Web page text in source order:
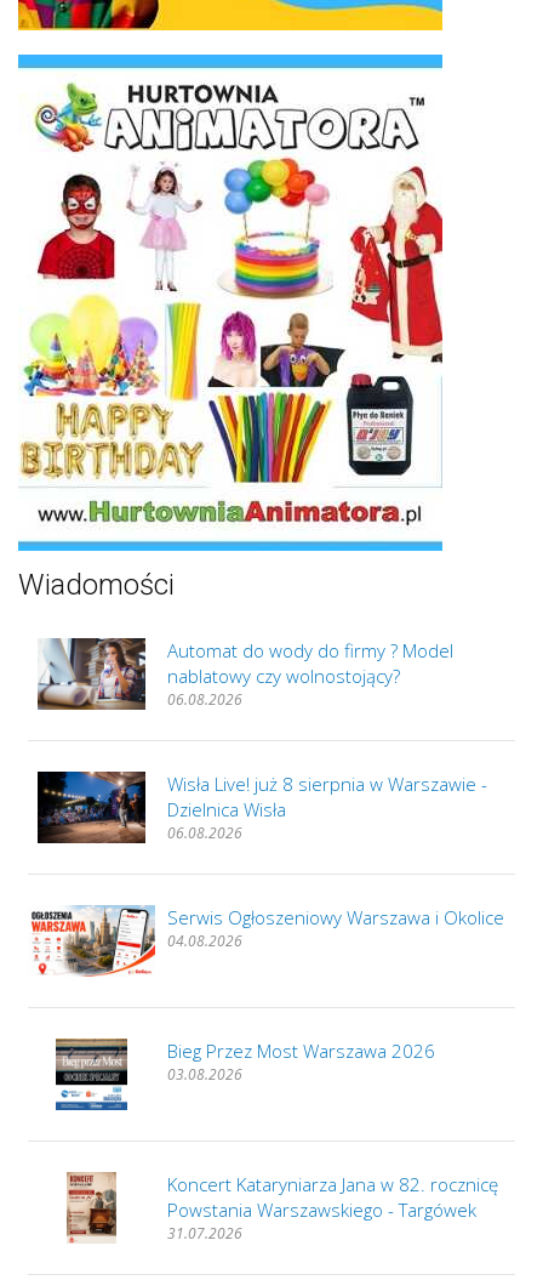
Wiadomości
Automat do wody do firmy ? Model
nablatowy czy wolnostojący?
06.08.2026
Wisła Live! już 8 sierpnia w Warszawie -
Dzielnica Wisła
06.08.2026
Serwis Ogłoszeniowy Warszawa i Okolice
04.08.2026
Bieg Przez Most Warszawa 2026
03.08.2026
Koncert Kataryniarza Jana w 82. rocznicę
Powstania Warszawskiego - Targówek
31.07.2026